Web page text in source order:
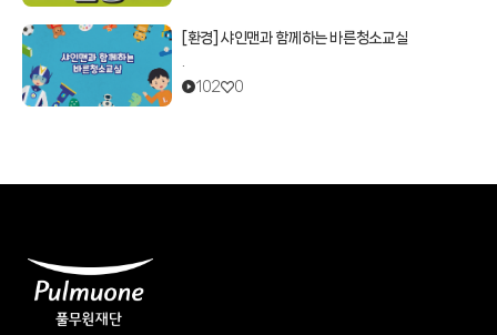
[환경] 샤인맨과 함께하는 바른청소교실
102 0